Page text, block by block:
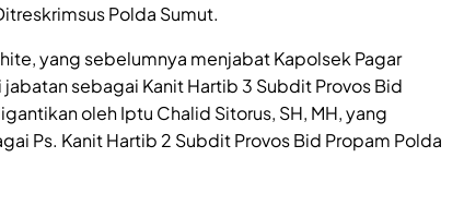
Polda Sumut.
yang sebelumnya menjabat Kapolsek Pagar
sebagai Kanit Hartib 3 Subdit Provos Bid
oleh Iptu Chalid Sitorus, SH, MH, yang
Ps. Kanit Hartib 2 Subdit Provos Bid Propam Polda